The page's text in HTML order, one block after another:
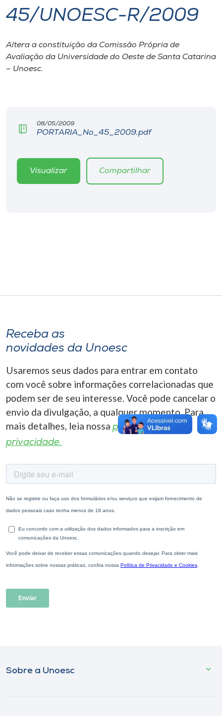
I.nova
Diplomados
Editora
A+
45/UNOESC-R/2009
Altera a constituição da Comissão Própria de
Avaliação da Universidade do Oeste de Santa Catarina
– Unoesc.
08/05/2009
PORTARIA_No_45_2009.pdf
Visualizar Compartilhar
Receba as
novidades da Unoesc
Usaremos seus dados para entrar em contato
com você sobre informações correlacionadas que
podem ser de seu interesse. Você pode cancelar o
envio da divulgação, a qualquer momento. Para
mais detalhes, leia nossa política de
privacidade.
Sobre a Unoesc